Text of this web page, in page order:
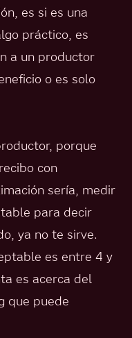
es si es una
práctico, es
a un productor
o es solo
porque
con
sería, medir
para decir
ya no te sirve.
es entre 4 y
es acerca del
que puede